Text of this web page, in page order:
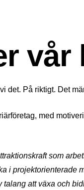
det. På riktigt. Det
med
som
i
talang att växa och